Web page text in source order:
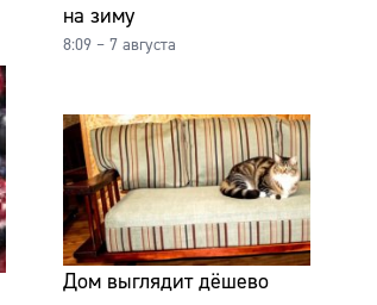
на зиму
8:09 – 7 августа
Дом выглядит дёшево